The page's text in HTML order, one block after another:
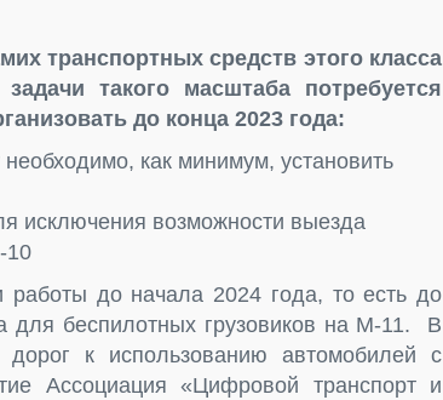
транспортных средств этого класса
такого масштаба потребуется
до конца 2023 года:
как минимум, установить
исключения возможности выезда
10
до начала 2024 года, то есть до
для беспилотных грузовиков на М-11. В
дорог к использованию автомобилей с
Ассоциация «Цифровой транспорт и